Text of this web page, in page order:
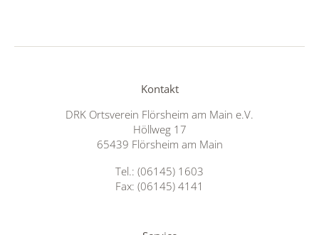
Kontakt
DRK Ortsverein Flörsheim am Main e.V.
Höllweg 17
65439 Flörsheim am Main
Tel.: (06145) 1603
Fax: (06145) 4141